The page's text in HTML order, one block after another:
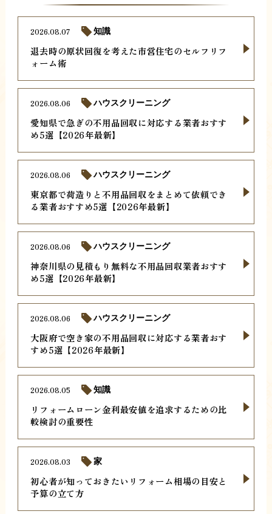
退去時の原状回復を考えた市営住宅のセルフリフ
ォーム術
2026.08.07 知識
愛知県で急ぎの不用品回収に対応する業者おすす
め5選【2026年最新】
2026.08.06 ハウスクリーニング
東京都で荷造りと不用品回収をまとめて依頼でき
る業者おすすめ5選【2026年最新】
2026.08.06 ハウスクリーニング
神奈川県の見積もり無料な不用品回収業者おすす
め5選【2026年最新】
2026.08.06 ハウスクリーニング
大阪府で空き家の不用品回収に対応する業者おす
すめ5選【2026年最新】
2026.08.06 ハウスクリーニング
リフォームローン金利最安値を追求するための比
較検討の重要性
2026.08.05 知識
初心者が知っておきたいリフォーム相場の目安と
予算の立て方
2026.08.03 家